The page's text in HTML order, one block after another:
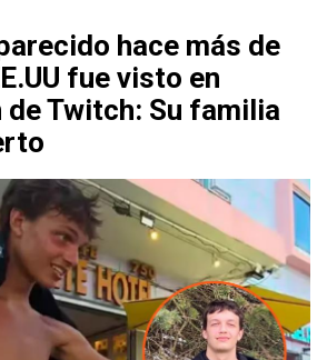
hace más de
fue visto en
Twitch: Su familia